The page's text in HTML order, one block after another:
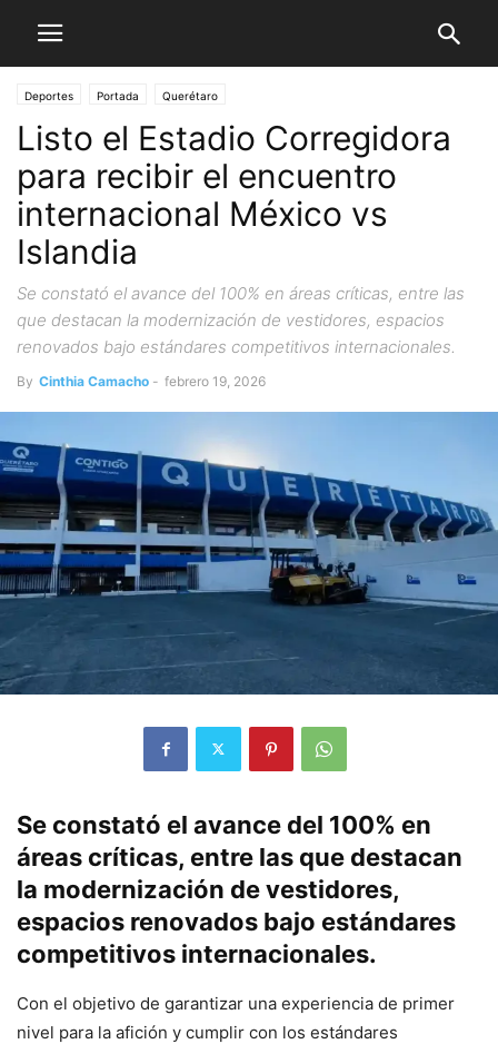
Deportes Portada Querétaro
Listo el Estadio Corregidora
para recibir el encuentro
internacional México vs
Islandia
Se constató el avance del 100% en áreas críticas, entre las
que destacan la modernización de vestidores, espacios
renovados bajo estándares competitivos internacionales.
By Cinthia Camacho - febrero 19, 2026
Se constató el avance del 100% en
áreas críticas, entre las que destacan
la modernización de vestidores,
espacios renovados bajo estándares
competitivos internacionales.
Con el objetivo de garantizar una experiencia de primer
nivel para la afición y cumplir con los estándares